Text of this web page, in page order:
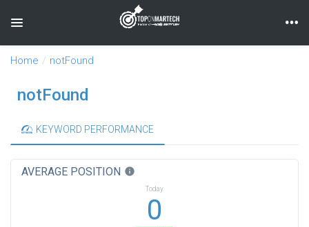
Toggle navigation
Home notFound
notFound
KEYWORD PERFORMANCE
AVERAGE POSITION info
Today
0